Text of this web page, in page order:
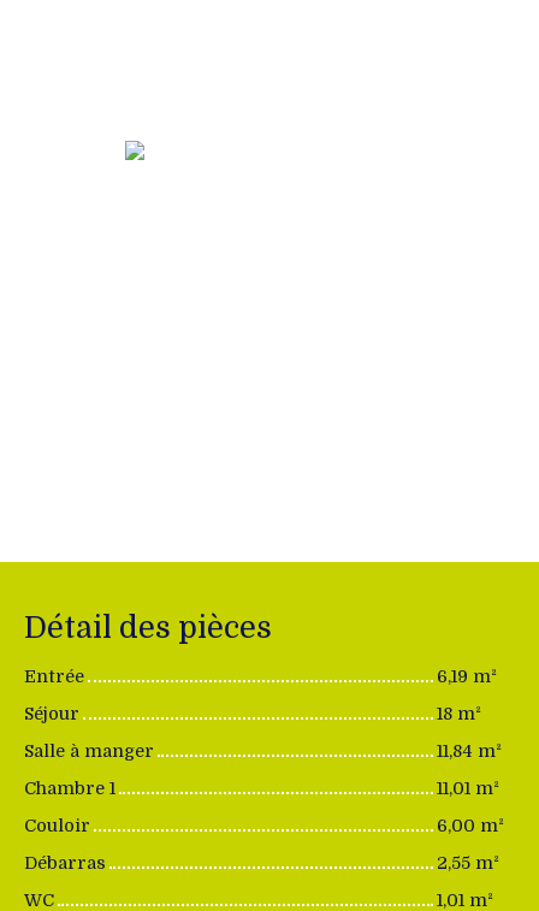
Détail des pièces
Entrée
6,19 m²
Séjour
18 m²
Salle à manger
11,84 m²
Chambre 1
11,01 m²
Couloir
6,00 m²
Débarras
2,55 m²
WC
1,01 m²